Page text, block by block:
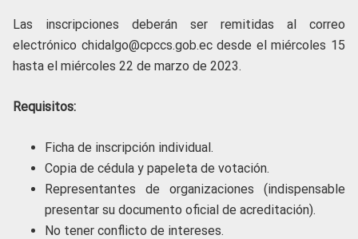
Las inscripciones deberán ser remitidas al correo
electrónico chidalgo@cpccs.gob.ec desde el miércoles 15
hasta el miércoles 22 de marzo de 2023.
Requisitos:
Ficha de inscripción individual.
Copia de cédula y papeleta de votación.
Representantes de organizaciones (indispensable
presentar su documento oficial de acreditación).
No tener conflicto de intereses.